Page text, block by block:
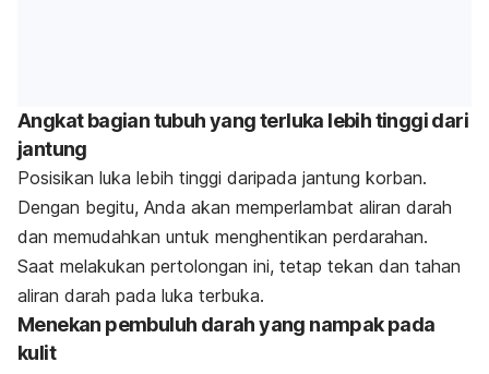
Angkat bagian tubuh yang terluka lebih tinggi dari
jantung
Posisikan luka lebih tinggi daripada jantung korban.
Dengan begitu, Anda akan memperlambat aliran darah
dan memudahkan untuk menghentikan perdarahan.
Saat melakukan pertolongan ini, tetap tekan dan tahan
aliran darah pada luka terbuka.
Menekan pembuluh darah yang nampak pada
kulit